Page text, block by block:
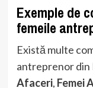
Exemple de
femeile
Există multe
antreprenor din
Afaceri, Femei